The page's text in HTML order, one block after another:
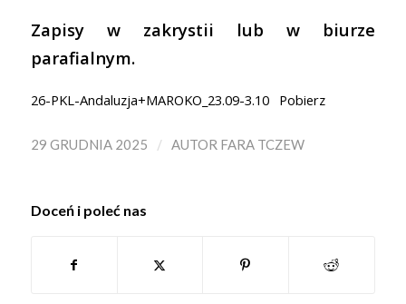
Zapisy w zakrystii lub w biurze
parafialnym.
26-PKL-Andaluzja+MAROKO_23.09-3.10 Pobierz
29 GRUDNIA 2025 / AUTOR FARA TCZEW
Doceń i poleć nas